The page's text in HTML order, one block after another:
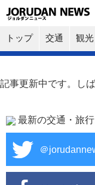
トップ 交通 観光
記事更新中です。し
最新の交通・旅
＠